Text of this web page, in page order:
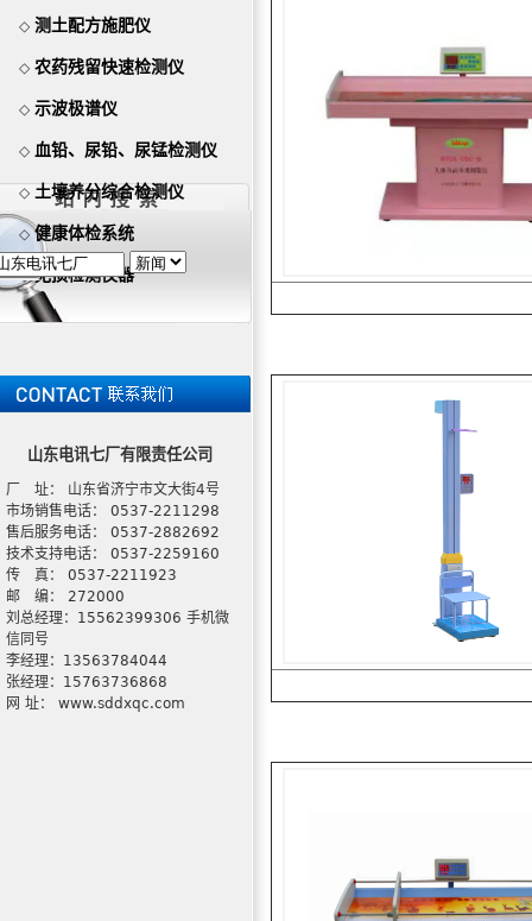
◇ 测土配方施肥仪
◇ 农药残留快速检测仪
◇ 示波极谱仪
◇ 血铅、尿铅、尿锰检测仪
◇ 土壤养分综合检测仪
◇健康体检系统
◇无损检测仪器
山东电讯七厂有限责任公司
厂 址： 山东省济宁市文大街4号
市场销售电话： 0537-2211298
售后服务电话： 0537-2882692
技术支持电话： 0537-2259160
传 真： 0537-2211923
邮 编： 272000
刘总经理：15562399306 手机微
信同号
李经理：13563784044
张经理：15763736868
网 址： www.sddxqc.com